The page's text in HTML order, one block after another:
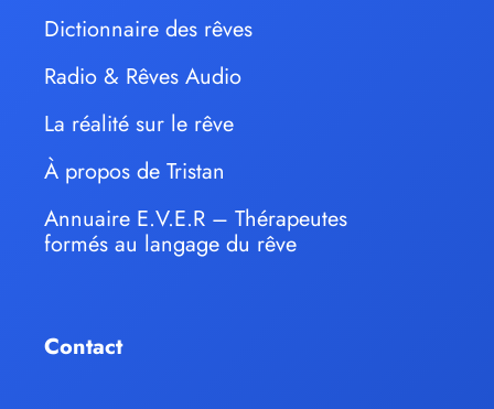
Dictionnaire des rêves
Radio & Rêves Audio
La réalité sur le rêve
À propos de Tristan
Annuaire E.V.E.R – Thérapeutes
formés au langage du rêve
Contact